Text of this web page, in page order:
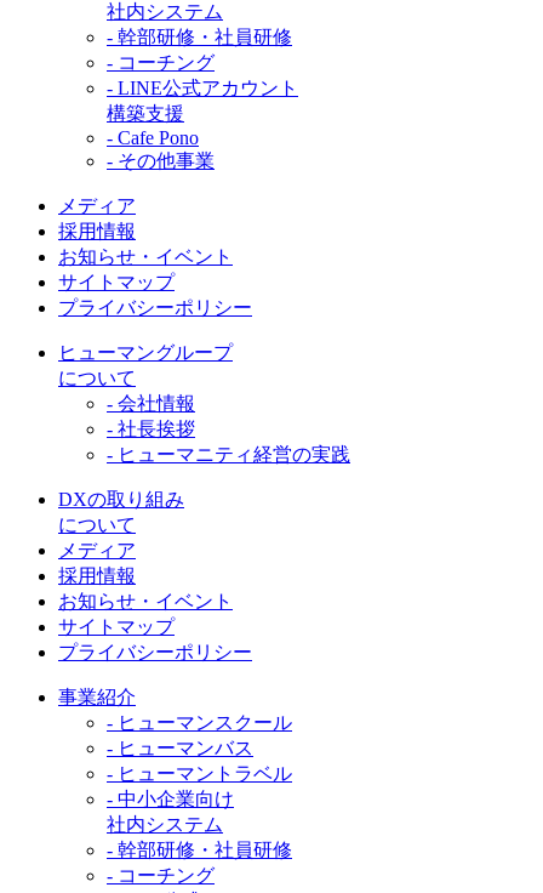
社内システム
- 幹部研修・社員研修
- コーチング
- LINE公式アカウント
構築支援
- Cafe Pono
- その他事業
メディア
採用情報
お知らせ・イベント
サイトマップ
プライバシーポリシー
ヒューマングループ
について
- 会社情報
- 社長挨拶
- ヒューマニティ経営の実践
DXの取り組み
について
メディア
採用情報
お知らせ・イベント
サイトマップ
プライバシーポリシー
事業紹介
- ヒューマンスクール
- ヒューマンバス
- ヒューマントラベル
- 中小企業向け
社内システム
- 幹部研修・社員研修
- コーチング